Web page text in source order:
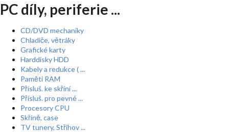
PC díly, periferie ...
CD/DVD mechaniky
Chladiče, větráky
Grafické karty
Harddisky HDD
Kabely a redukce ( ...
Paměti RAM
Přísluš. ke skříní ...
Přísluš. pro pevné ...
Procesory CPU
Skříně, case
TV tunery, Střihov ...